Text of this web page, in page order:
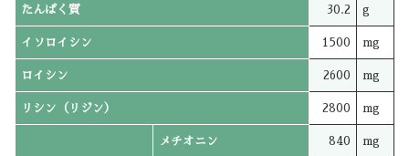
たんぱく質 30.2 g
イソロイシン 1500 mg
ロイシン 2600 mg
リシン（リジン） 2800 mg
メチオニン 840 mg